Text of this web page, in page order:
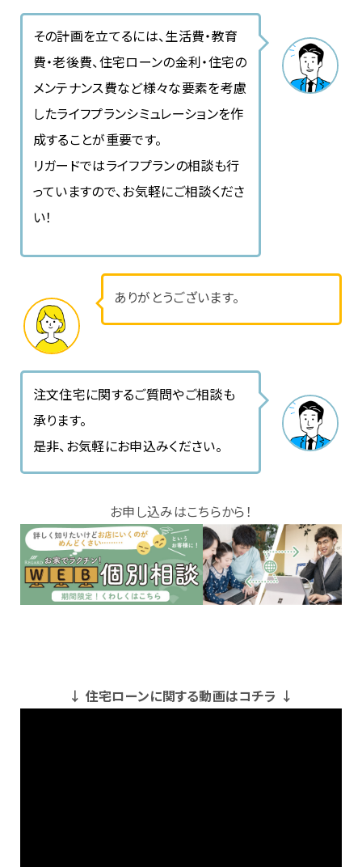
その計画を立てるには、生活費・教育
費・老後費、住宅ローンの金利・住宅の
メンテナンス費など様々な要素を考慮
したライフプランシミュレーションを作
成することが重要です。
リガードではライフプランの相談も行
っていますので、お気軽にご相談くださ
い！
ありがとうございます。
注文住宅に関するご質問やご相談も
承ります。
是非、お気軽にお申込みください。
お申し込みはこちらから！
↓ 住宅ローンに関する動画はコチラ ↓